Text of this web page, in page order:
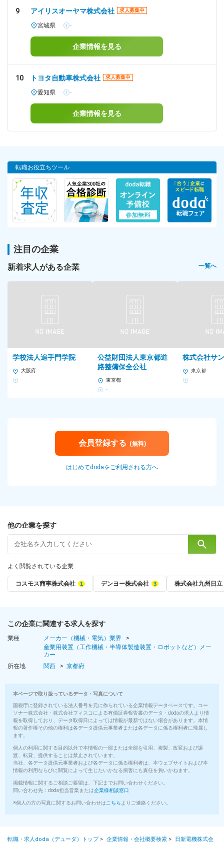
9 アイリスオーヤマ株式会社 求人募集中
宮城県 -
企業情報を見る
10 トヨタ自動車株式会社 求人募集中
愛知県 -
企業情報を見る
転職お役立ちツール
注目の企業
新着求人がある企業 一覧へ
学校法人追手門学院
大阪府
-
公益財団法人東京都道
路整備保全公社
東京都
-
株式会社サ
東京都
-
会員登録する (無料)
はじめてdodaをご利用される方へ
他の企業を探す
よく閲覧されている企業
コスモス商事株式会社 デンヨー株式会社 株式会社九州日立
この企業に関連する求人を探す
業種
メーカー（機械・電気）業界
産業用装置（工作機械・半導体製造装置・ロボットなど）メー
カー
所在地
関西 京都府
本ページで取り扱っているデータ・写真について
国税庁に登録されている法人番号を元に作られている企業情報データベースです。ユー
ソナー株式会社・株式会社フィスコによる有価証券報告書のデータ・dodaの求人より情
報を取得しており、データ取得日によっては情報が最新ではない場合があります。本情
報の著作権その他の権利は各データ提供元事業者または各データに係る権利者に帰属し
ます。
個人の利用に関する目的以外で本情報の一部または全部を引用、複製、改変および譲
渡、転貸、提供することは禁止されています。
当社、各データ提供元事業者および各データに係る権利者は、本ウェブサイトおよび本
情報の利用ならびに閲覧によって生じたいかなる損害にも責任を負いかねます。
掲載情報に関するご相談ご要望は、下記までお問い合わせください。
問い合わせ先：doda担当営業または企業様相談窓口
※個人の方の写真に関するお問い合わせは こちら よりご連絡ください。
転職・求人doda（デューダ）トップ> 企業情報・会社概要検索 > 日新電機株式会